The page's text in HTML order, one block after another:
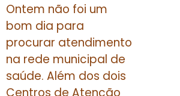
Ontem não foi um
bom dia para
procurar atendimento
na rede municipal de
saúde. Além dos dois
Centros de Atenção